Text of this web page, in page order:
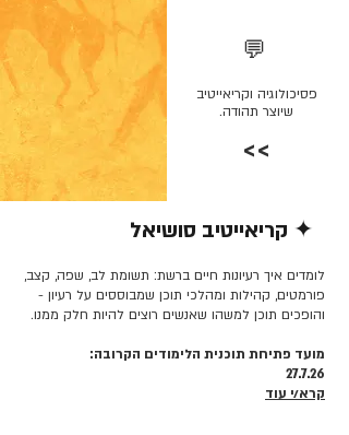
💬
פסיכולוגיה וקריאייטיב
שיוצר תהודה.
>>
✦ קריאייטיב סושיאל
לומדים איך רעיונות חיים ברשת: תשומת לב, שפה, קצב,
פורמטים, קהילות ומהלכי תוכן שמבוססים על רעיון -
והופכים תוכן למשהו שאנשים רוצים להיות חלק ממנו.
מועד פתיחת תוכנית הלימודים הקרובה:
27.7.26
קרא/י עוד